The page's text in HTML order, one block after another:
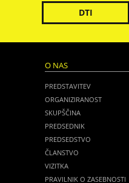
DTI
O NAS
PREDSTAVITEV
ORGANIZIRANOST
SKUPŠČINA
PREDSEDNIK
PREDSEDSTVO
ČLANSTVO
VIZITKA
PRAVILNIK O ZASEBNOSTI